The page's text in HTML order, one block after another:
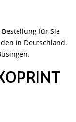
für Sie
in Deutschland.